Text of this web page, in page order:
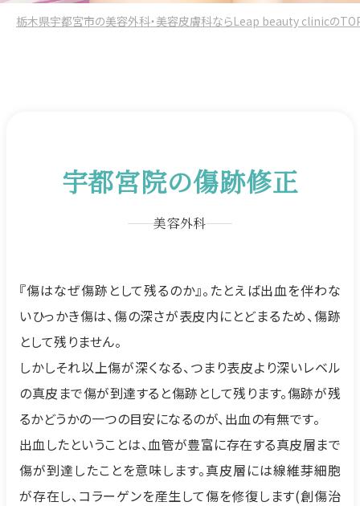
栃木県宇都宮市の美容外科・美容皮膚科ならLeap beauty clinicの
宇都宮院の傷跡修正
美容外科
『傷はなぜ傷跡として残るのか』。たとえば出血を伴わな
いひっかき傷は、傷の深さが表皮内にとどまるため、傷跡
として残りません。
しかしそれ以上傷が深くなる、つまり表皮より深いレベル
の真皮まで傷が到達すると傷跡として残ります。傷跡が残
るかどうかの一つの目安になるのが、出血の有無です。
出血したということは、血管が豊富に存在する真皮層まで
傷が到達したことを意味します。真皮層には線維芽細胞
が存在し、コラーゲンを産生して傷を修復します(創傷治